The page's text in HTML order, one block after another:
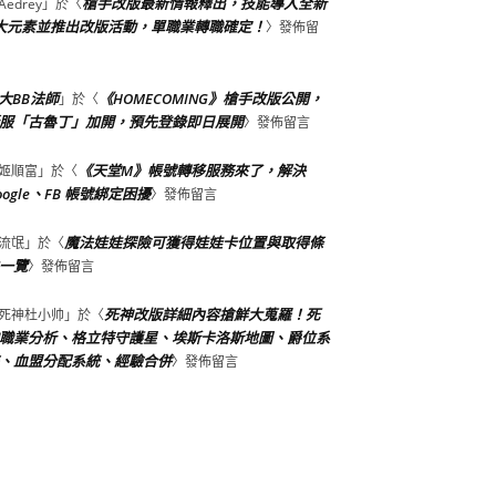
」於〈
元素並推出改版活動，單職業轉職確定！〉發佈留
BB法師」於〈 《HOMECOMING》槍手改版公開，
「古魯丁」加開，預先登錄即日展開〉發佈留言
順富 」於〈 《天堂M》帳號轉移服務來了，解決
、FB 帳號綁定困擾〉發佈留言
氓」於〈魔法娃娃探險可獲得娃娃卡位置與取得條
覽〉發佈留言
神杜小帅 」於〈死神改版詳細內容搶鮮大蒐羅！死
業分析、格立特守護星、埃斯卡洛斯地圖、爵位系
血盟分配系統、經驗合併〉發佈留言